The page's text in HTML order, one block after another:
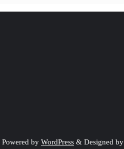
Powered by WordPress & Designed by